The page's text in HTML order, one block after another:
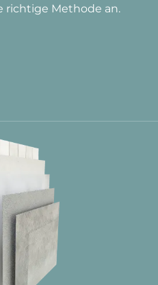
richtige Methode an.